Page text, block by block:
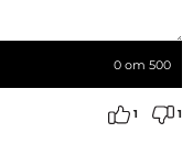
0 от 500
1 1